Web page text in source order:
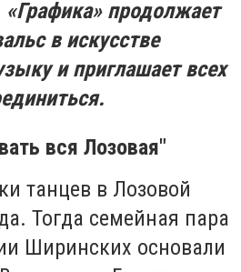
продолжает
в искусстве
и приглашает всех
вся Лозовая"
танцев в Лозовой
Тогда семейная пара
Ширинских основали